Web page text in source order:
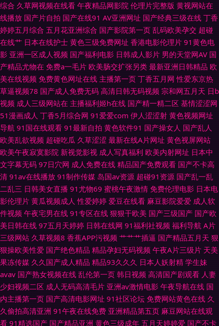
人成小说网站 香蕉视频免费下载 97在线视频总站 超碰97在线人人 99人人操
成人含羞草网站 国产成人 91素人草草影院 少妇自蔚 老司机深夜影院 黄网址
在线看 在线看黄www 豆花直播91 精品一区日韩 婷婷激情综合网 日韩免费a
午夜成人影院 欧美性爱入口 豆花AV在视 日韩性网 韩日撸在线视频 操碰99
国产天天无日日 97超碰免费 白丝喷水网站 国产精品电影推荐 av福利影院 深
夜福利院引导站 91shufu 国产40页 日韩色图色色 超碰人妻91 少妇日皮 亚洲
激情 日韩成人专区 香焦久久福利院 日韩欧美大片 香蕉视频ap 麻豆视频在线
播放 久草视频网 日本Aa 91vv在线 午夜影院 欧洲九九色 91新片 97超碰熟女
福利姬AV在线 国产免费情爱视频 亚洲偷拍天堂 欧美色图18p 天天干无码 另
类黑人欧美 欧美性交一二三区 97国产资源 亚洲欧美日韩色 AV美女网址 伊
人香乱码 五月天精品导航 日本女V素人妻 在线中文字幕视频 AV福利在线 五
月花AAA 91视频快捷 91超碰人妻 成人无码一区
综合 久草网视频在线看 午夜精品网影院 伦理片完整版 黄视网站在
线播放 国产片自拍 国产在线91 AV亚洲网址 国产经典三级在线 丁香
婷婷五月综合 五月花亚洲综合 国产影院第一页 乱码欧美孕交 超碰
在线艹 日本在线护士 黄色三级免费网址 香港电影伦理片 91黄色电
影 亚洲一区成人视频 国产福利电影 日韩成人影片 男的天堂网AV 国
产精品尤物在 免费a一毛片 欧美肠交扩张另类 最新亚洲日韩精品 欧
美在线视频 免费黄色网址在线 主播第一页 丁香五月网 性爱东京热
草逼视频78 国产成人免费无码 高清日韩无码视频 宗和网五月天 日b
视频 成人三级网站在 主播福利姬h在线 国产精一精二区 基情涩涩网
51漫画成人 丁香5月综合网 91爱爱com 伊人涩涩射 黄色视频网址
导航 91国在线观看 91最新自拍 黄色软件91 国产操女人 国产乱人
欧美乱欲视频 超碰吃瓜 久草涩涩 最新在线A片网址 黄色视屏网站
欧美午夜寂寞影院 新视觉影视 成人写真福利 欧美内射网址 日本中
文字幕无码 97日穴网 成人免费在线 精品国产免费观看 国产不卡高
清 91av在线播放 91制作传媒 岛国av资源 超碰91资源 国产乱一乱
二乱三 日韩美女直播 91尤物69 蜜桃午夜激情 免费伦理电影 日本电
影伦理片 黄瓜视频成人 性爱婷婷 爱豆在线看 麻豆影院爱爱 成人软
件视频 午夜宅男在线 91专区在线 狠狠干欧美 国产三级国产 国产欧
美日韩在线 97五月天婷婷 日韩在线网 91福利社视频 福利导航 A片
三级网站 久草视频8 香蕉APP污视频 艹艹艹插逼 国产精品五月天 狠
狠操欧美性爱 国产绝色精品 精品孕妇无码视频 午夜A片三级片 天美
果冻传媒 久久国产成人精品 精品93久久久 日本人妖射精 学生妹
avav 国产熟女视频在线 乱伦第一页 韩日视频 高清国产剧观看 人妻
少妇视频二区 成人无码高清毛片 亚洲av激情电影 午夜导航在线 国
内主播第一页 国产高清电影网址 91社区论坛 免费网站黄色在线 久
久偷拍高清亚洲 91午夜在线免费 亚洲精品第五页 麻豆网站在线观
看 91精选国产 国产精品亚洲 黄色三级成年 五月天婷婷爱 国产不卡